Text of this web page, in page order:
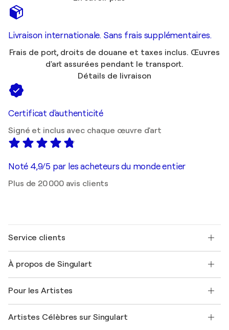
Livraison internationale. Sans frais supplémentaires.
Frais de port, droits de douane et taxes inclus. Œuvres
d'art assurées pendant le transport.
Détails de livraison
Certificat d'authenticité
Signé et inclus avec chaque œuvre d'art
Noté 4,9/5 par les acheteurs du monde entier
Plus de 20 000 avis clients
Service clients
Expédition
Offrir une carte cadeau
Rejoignez notre programme commercial
Mon compte
À propos de Singulart
FAQ
Magazine Singulart
Pour les Artistes
Se connecter en tant qu'Artiste
Artistes Célèbres sur Singulart